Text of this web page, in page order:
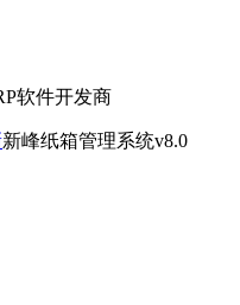
软件开发商
新峰纸箱管理系统v8.0